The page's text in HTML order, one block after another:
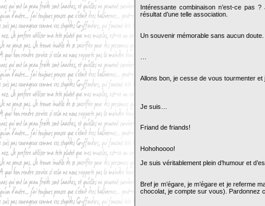
Intéressante combinaison n’est-ce pas
résultat d’une telle association.
Un souvenir mémorable sans aucun
Allons bon, je cesse de vous tourmenter et
Je suis…
Friand de friands!
Hohohoooo!
Je suis véritablement plein d’humour et
Bref je m’égare, je m’égare et je referme
chocolat, je compte sur vous). Pardonnez